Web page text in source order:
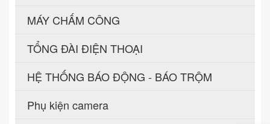
MÁY CHẤM CÔNG
TỔNG ĐÀI ĐIỆN THOẠI
HỆ THỐNG BÁO ĐỘNG - BÁO TRỘM
Phụ kiện camera